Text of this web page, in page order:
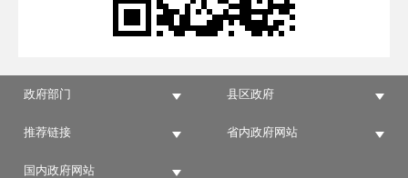
政府部门 县区政府
推荐链接 省内政府网站
国内政府网站